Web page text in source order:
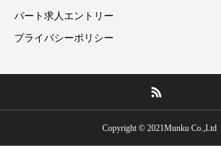
パート求人エントリー
プライバシーポリシー
Copyright © 2021Munku Co.,Ltd